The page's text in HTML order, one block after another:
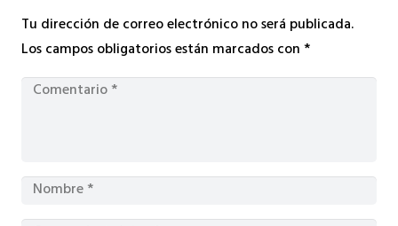
Tu dirección de correo electrónico no será publicada.
Los campos obligatorios están marcados con*